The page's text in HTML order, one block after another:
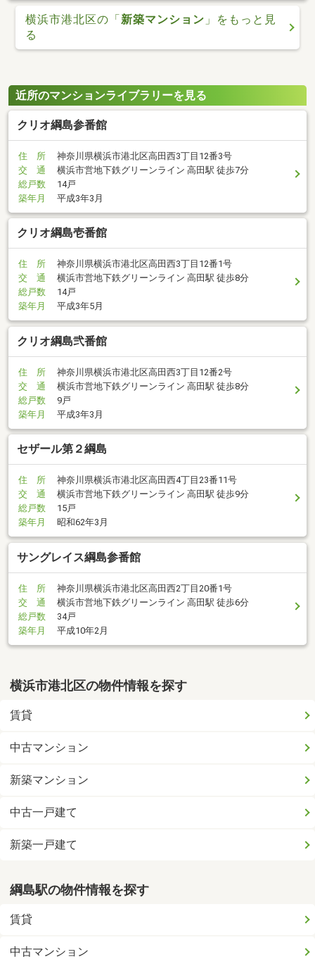
横浜市港北区の「新築マンション 」をもっと見
る
近所のマンションライブラリーを見る
クリオ綱島参番館
住 所
神奈川県横浜市港北区高田西3丁目12番3号
交 通
横浜市営地下鉄グリーンライン 高田駅 徒歩7分
総戸数
14戸
築年月
平成3年3月
クリオ綱島壱番館
住 所
神奈川県横浜市港北区高田西3丁目12番1号
交 通
横浜市営地下鉄グリーンライン 高田駅 徒歩8分
総戸数
14戸
築年月
平成3年5月
クリオ綱島弐番館
住 所
神奈川県横浜市港北区高田西3丁目12番2号
交 通
横浜市営地下鉄グリーンライン 高田駅 徒歩8分
総戸数
9戸
築年月
平成3年3月
セザール第２綱島
住 所
神奈川県横浜市港北区高田西4丁目23番11号
交 通
横浜市営地下鉄グリーンライン 高田駅 徒歩9分
総戸数
15戸
築年月
昭和62年3月
サングレイス綱島参番館
住 所
神奈川県横浜市港北区高田西2丁目20番1号
交 通
横浜市営地下鉄グリーンライン 高田駅 徒歩6分
総戸数
34戸
築年月
平成10年2月
横浜市港北区の物件情報を探す
賃貸
中古マンション
新築マンション
中古一戸建て
新築一戸建て
綱島駅の物件情報を探す
賃貸
中古マンション